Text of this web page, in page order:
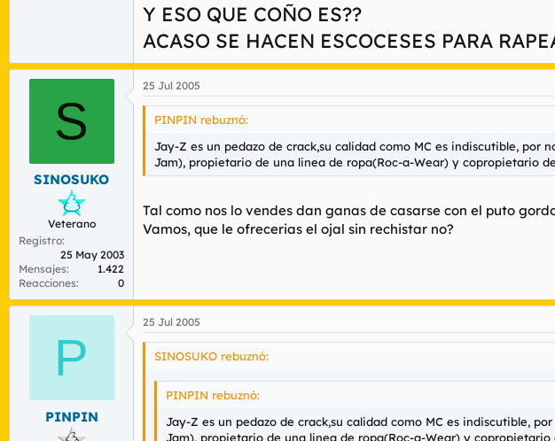
Jacques de Molay rebuznó:
La estética hiphopera es una puta mierda pinchada en un palo,
Discrepo
Jacques de Molay rebuznó:
Aprovecho la ocasión para cagarme en todos los muertos de Jay Z
Jay-Z es un pedazo de crack,su calidad como MC es indiscutible, por
Y ESO QUE COÑO ES??
ACASO SE HACEN ESCOCESES PARA
S
SINOSUKO
Veterano
Registro
25 May 2003
Mensajes
1.422
Reacciones
0
25 Jul 2005
PINPIN rebuznó:
Jay-Z es un pedazo de crack,su calidad como MC es indiscutible,
Jam), propietario de una linea de ropa(Roc-a-Wear) y copropietario
Tal como nos lo vendes dan ganas de casarse con el puto
Vamos, que le ofrecerias el ojal sin rechistar no?
P
PINPIN
25 Jul 2005
SINOSUKO rebuznó:
PINPIN rebuznó:
Jay-Z es un pedazo de crack,su calidad como MC es indiscutible,
Jam), propietario de una linea de ropa(Roc-a-Wear) y copropietario